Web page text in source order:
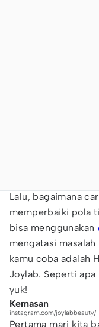
Lalu, bagaimana
memperbaiki pola
bisa menggunakan
mengatasi
kamu coba adalah
Joylab. Seperti
yuk!
Kemasan
instagram.com/joylabbeauty/
Pertama mari kita